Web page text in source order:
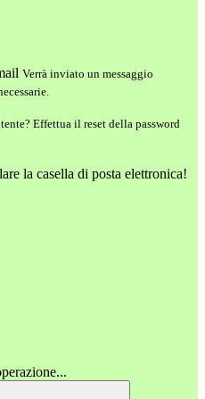
Verrà inviato un messaggio
Effettua il reset della password
la casella di posta elettronica!